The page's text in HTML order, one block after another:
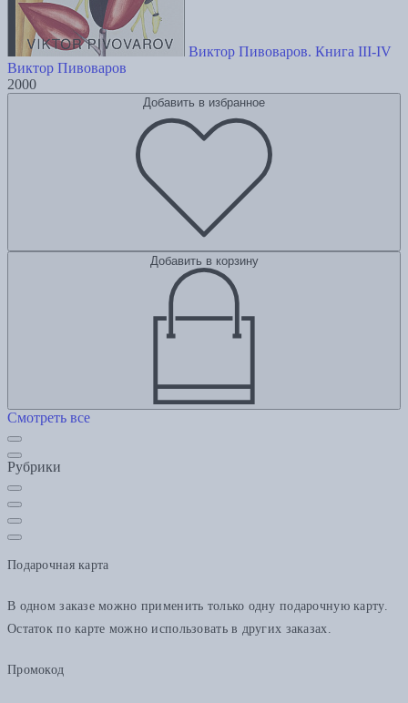
Виктор Пивоваров. Книга III-IV
Виктор Пивоваров
2000
Добавить в избранное
Добавить в корзину
Смотреть все
Рубрики
Подарочная карта
В одном заказе можно применить только одну подарочную карту.
Остаток по карте можно использовать в других заказах.
Промокод